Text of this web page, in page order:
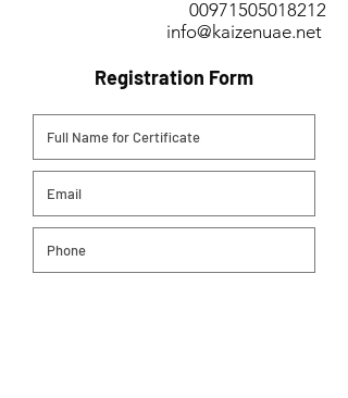
00971505018212
info@kaizenuae.net
Registration Form